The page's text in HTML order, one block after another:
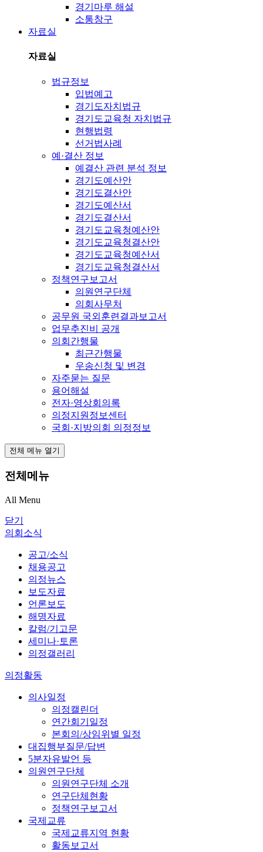
경기마루 해설
소통창구
자료실
자료실
법규정보
입법예고
경기도자치법규
경기도교육청 자치법규
현행법령
선거법사례
예·결산 정보
예결산 관련 분석 정보
경기도예산안
경기도결산안
경기도예산서
경기도결산서
경기도교육청예산안
경기도교육청결산안
경기도교육청예산서
경기도교육청결산서
정책연구보고서
의원연구단체
의회사무처
공무원 국외훈련결과보고서
업무추진비 공개
의회간행물
최근간행물
우송신청 및 변경
자주묻는 질문
용어해설
전자·영상회의록
의정지원정보센터
국회·지방의회 의정정보
전체 메뉴 열기
전체메뉴
All Menu
닫기
의회소식
공고/소식
채용공고
의정뉴스
보도자료
언론보도
해명자료
칼럼/기고문
세미나·토론
의정갤러리
의정활동
의사일정
의정캘린더
연간회기일정
본회의/상임위별 일정
대집행부질문/답변
5분자유발언 등
의원연구단체
의원연구단체 소개
연구단체현황
정책연구보고서
국제교류
국제교류지역 현황
활동보고서